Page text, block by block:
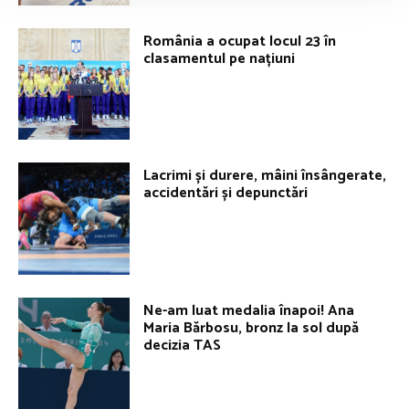
România a ocupat locul 23 în
clasamentul pe națiuni
Lacrimi și durere, mâini însângerate,
accidentări și depunctări
Ne-am luat medalia înapoi! Ana
Maria Bărbosu, bronz la sol după
decizia TAS